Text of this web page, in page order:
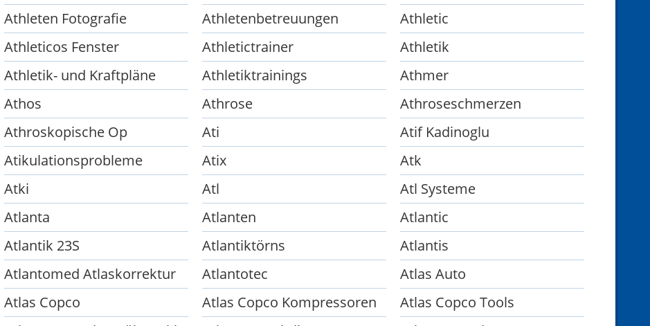
Athleten Fotografie Athletenbetreuungen
Athletic
Athleticos Fenster Athletictrainer
Athletik
Athletik- und Kraftpläne Athletiktrainings
Athmer
Athos Athrose
Athroseschmerzen
Athroskopische Op Ati
Atif Kadinoglu
Atikulationsprobleme Atix
Atk
Atki Atl
Atl Systeme
Atlanta Atlanten
Atlantic
Atlantik 23S Atlantiktörns
Atlantis
Atlantomed Atlaskorrektur Atlantotec
Atlas Auto
Atlas Copco Atlas Copco Kompressoren
Atlas Copco Tools